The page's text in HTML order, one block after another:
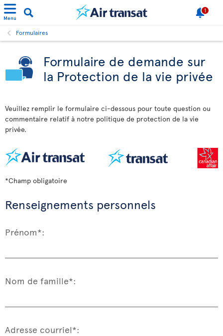
Menu
1
Formulaires
Formulaire de demande sur
la Protection de la vie privée
Veuillez remplir le formulaire ci-dessous pour toute question ou
commentaire relatif à notre politique de protection de la vie
privée.
*Champ obligatoire
Renseignements personnels
Prénom*:
Nom de famille*:
Adresse courriel*: